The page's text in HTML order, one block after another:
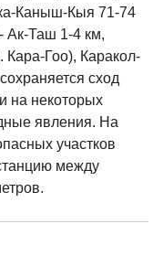
Каныш-Кыя 71-74
Ак-Таш 1-4 км,
Кара-Гоо), Каракол-
сход
на некоторых
явления. На
участков
между